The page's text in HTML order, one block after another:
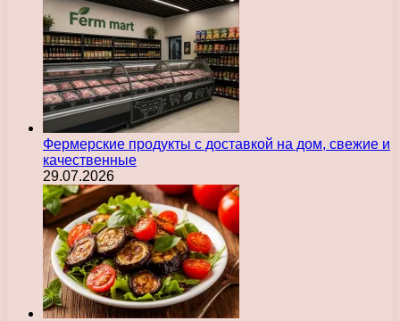
Фермерские продукты с доставкой на дом, свежие и
качественные
29.07.2026